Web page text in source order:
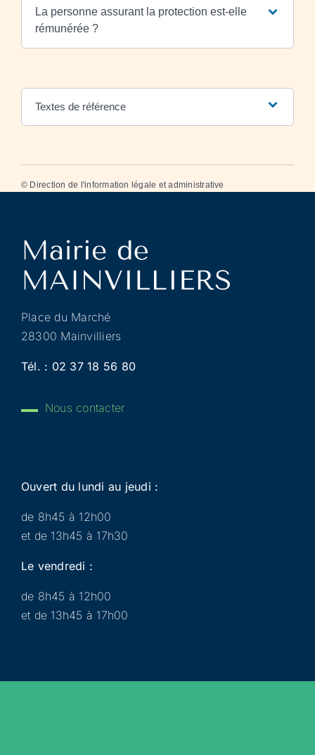
La personne assurant la protection est-elle
rémunérée ?
Textes de référence
© Direction de l'information légale et administrative
Place du Marché
28300 Mainvilliers
Tél. : 02 37 18 56 80
Nous contacter
Ouvert du lundi au jeudi :
de 8h45 à 12h00
et de 13h45 à 17h30
Le vendredi :
de 8h45 à 12h00
et de 13h45 à 17h00